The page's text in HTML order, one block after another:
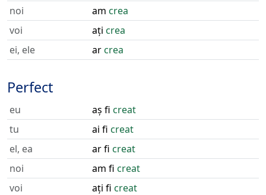
noi
am crea
voi
ați crea
ei, ele
arcrea
Perfect
eu aș fi creat
tu
ai fi creat
el, ea
ar fi creat
noi
am fi creat
voi
ați fi creat